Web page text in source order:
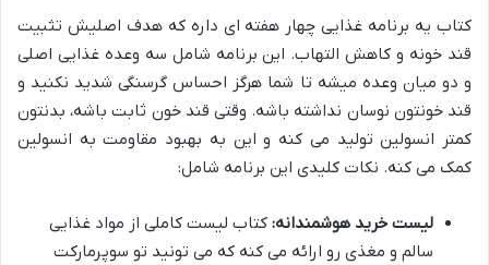
کتاب یه برنامه غذایی چهار هفته ای داره که هدف اصلیش تثبیت
قند خونه و کاهش التهاب. این برنامه شامل سه وعده غذایی اصلی
و دو میان وعده میشه تا شما هرگز احساس گرسنگی شدید نکنید و
قند خونتون نوسان نداشته باشه. وقتی قند خون ثابت باشه، بدنتون
کمتر انسولین تولید می کنه و این به بهبود مقاومت به انسولین
کمک می کنه. نکات کلیدی این برنامه شامل:
لیست خرید هوشمندانه: کتاب لیست کاملی از مواد غذایی
سالم و مغذی رو ارائه می کنه که می تونید تو سوپرمارکت